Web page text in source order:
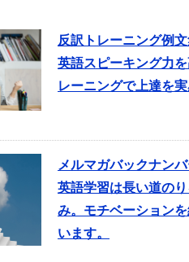
反訳トレーニング例文
英語スピーキング力
レーニングで上達を実
メルマガバックナン
英語学習は長い道の
み。モチベーション
います。